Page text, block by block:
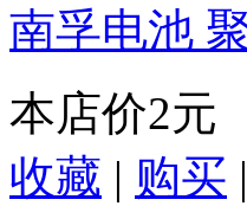
南孚电池
本店价2元
收藏 | 购买 |